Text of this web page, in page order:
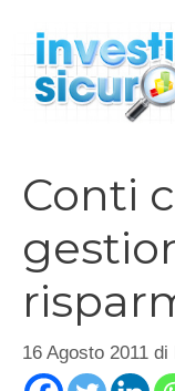
contenuto
Conti
16 Agosto 2011 di